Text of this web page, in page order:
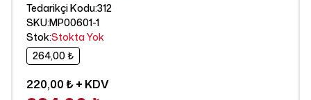
Tedarikçi Kodu:312
SKU:MP00601-1
Stok:Stokta Yok
264,00 ₺
220,00 ₺+ KDV